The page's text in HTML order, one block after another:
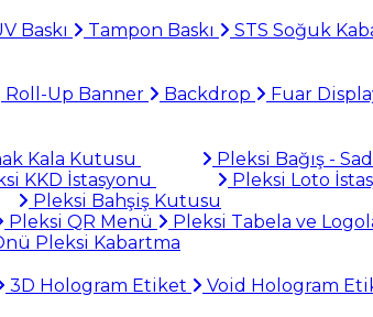
Baskı Tampon Baskı STS Soğuk
Roll-Up Banner Backdrop Fuar
Kala Kutusu Pleksi Bağış -
KKD İstasyonu Pleksi Loto
Pleksi Bahşiş Kutusu
Pleksi QR Menü Pleksi Tabela ve
Pleksi Kabartma
3D Hologram Etiket Void Hologram